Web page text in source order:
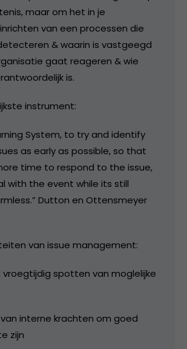
maar om het in je
van een processen die
& waarin is vastgeegd
gaat reageren & wie
is.
instrument:
System, to try and identify
as early as possible, so that
time to respond to the issue,
with the event while its still
Dutton en Ottensmeyer
van issue management:
spotten van moglelijke
van interne krachten om goed
zijn